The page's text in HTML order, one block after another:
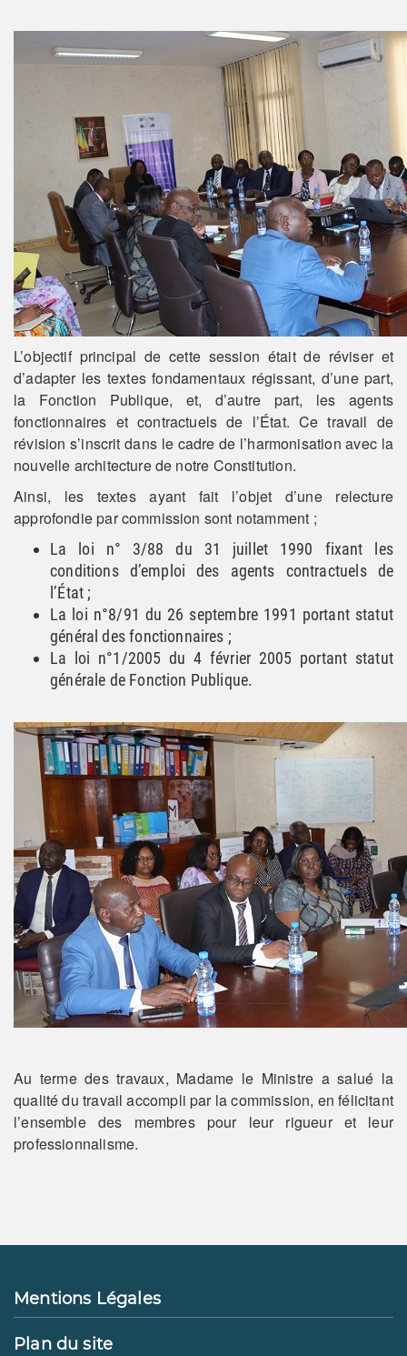
L’objectif principal de cette session était de réviser et
d’adapter les textes fondamentaux régissant, d’une part,
la Fonction Publique, et, d’autre part, les agents
fonctionnaires et contractuels de l’État. Ce travail de
révision s’inscrit dans le cadre de l’harmonisation avec la
nouvelle architecture de notre Constitution.
Ainsi, les textes ayant fait l’objet d’une relecture
approfondie par commission sont notamment ;
La loi n° 3/88 du 31 juillet 1990 fixant les
conditions d’emploi des agents contractuels de
l’État ;
La loi n°8/91 du 26 septembre 1991 portant statut
général des fonctionnaires ;
La loi n°1/2005 du 4 février 2005 portant statut
générale de Fonction Publique.
Au terme des travaux, Madame le Ministre a salué la
qualité du travail accompli par la commission, en félicitant
l’ensemble des membres pour leur rigueur et leur
professionnalisme.
Mentions Légales
Plan du site